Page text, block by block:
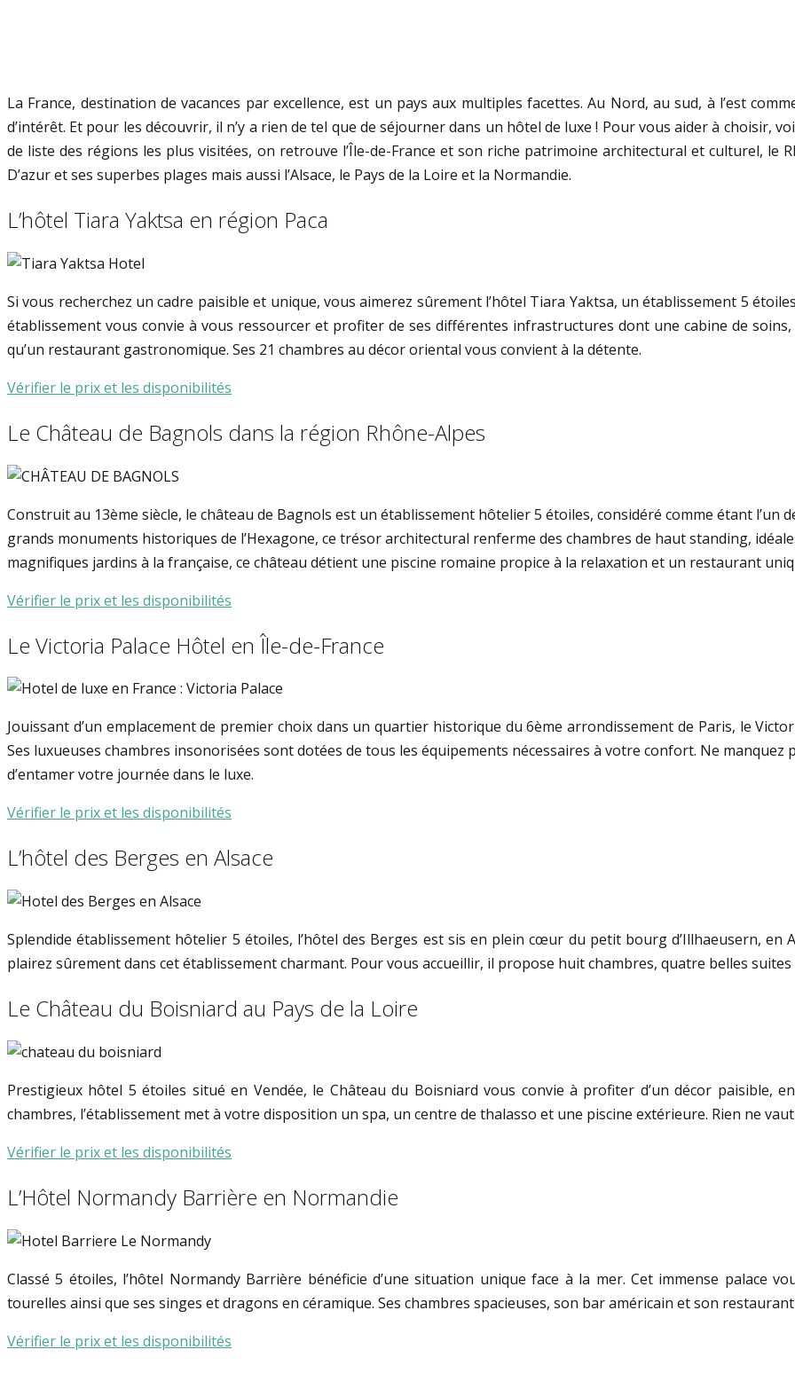
La France, destination de vacances par excellence, est un pays aux multiples facettes. Au Nord, au sud, à l’est
d’intérêt. Et pour les découvrir, il n’y a rien de tel que de séjourner dans un hôtel de luxe ! Pour vous aider à choisir,
de liste des régions les plus visitées, on retrouve l’Île-de-France et son riche patrimoine architectural et culturel, le
D’azur et ses superbes plages mais aussi l’Alsace, le Pays de la Loire et la Normandie.
L’hôtel Tiara Yaktsa en région Paca
Si vous recherchez un cadre paisible et unique, vous aimerez sûrement l’hôtel Tiara Yaktsa, un établissement 5
établissement vous convie à vous ressourcer et profiter de ses différentes infrastructures dont une cabine de
qu’un restaurant gastronomique. Ses 21 chambres au décor oriental vous convient à la détente.
Vérifier le prix et les disponibilités
Le Château de Bagnols dans la région Rhône-Alpes
Construit au 13ème siècle, le château de Bagnols est un établissement hôtelier 5 étoiles, considéré comme étant l’un
grands monuments historiques de l’Hexagone, ce trésor architectural renferme des chambres de haut standing,
magnifiques jardins à la française, ce château détient une piscine romaine propice à la relaxation et un restaurant
Vérifier le prix et les disponibilités
Le Victoria Palace Hôtel en Île-de-France
Jouissant d’un emplacement de premier choix dans un quartier historique du 6ème arrondissement de Paris, le
Ses luxueuses chambres insonorisées sont dotées de tous les équipements nécessaires à votre confort. Ne
d’entamer votre journée dans le luxe.
Vérifier le prix et les disponibilités
L’hôtel des Berges en Alsace
Splendide établissement hôtelier 5 étoiles, l’hôtel des Berges est sis en plein cœur du petit bourg d’Illhaeusern, en
plairez sûrement dans cet établissement charmant. Pour vous accueillir, il propose huit chambres, quatre belles
Le Château du Boisniard au Pays de la Loire
Prestigieux hôtel 5 étoiles situé en Vendée, le Château du Boisniard vous convie à profiter d’un décor paisible,
chambres, l’établissement met à votre disposition un spa, un centre de thalasso et une piscine extérieure. Rien ne
Vérifier le prix et les disponibilités
L’Hôtel Normandy Barrière en Normandie
Classé 5 étoiles, l’hôtel Normandy Barrière bénéficie d’une situation unique face à la mer. Cet immense palace
tourelles ainsi que ses singes et dragons en céramique. Ses chambres spacieuses, son bar américain et son
Vérifier le prix et les disponibilités